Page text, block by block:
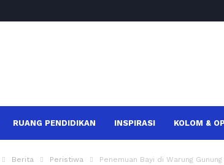
RUANG PENDIDIKAN INSPIRASI KOLOM &
Berita Peristiwa Penemuan Bayi di Warung